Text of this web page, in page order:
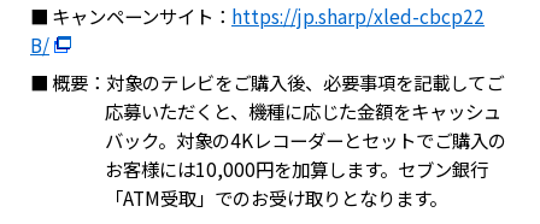
■ キャンペーンサイト： https://jp.sharp/xled-cbcp22
B/
■ 概要：対象のテレビをご購入後、必要事項を記載してご
応募いただくと、機種に応じた金額をキャッシュ
バック。対象の4Kレコーダーとセットでご購入の
お客様には10,000円を加算します。セブン銀行
「ATM受取」でのお受け取りとなります。